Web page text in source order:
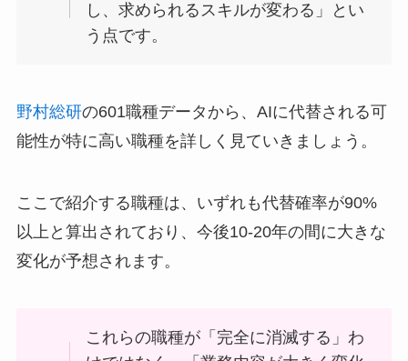
し、求められるスキルが変わる」とい
う点です。
野村総研の601職種データから、AIに代替される可
能性が特に高い職種を詳しく見ていきましょう。
ここで紹介する職種は、いずれも代替確率が90%
以上と算出されており、今後10-20年の間に大きな
変化が予想されます。
これらの職種が「完全に消滅する」わ